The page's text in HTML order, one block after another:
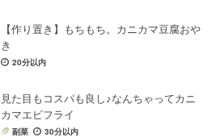
【作り置き】もちもち。カニカマ豆腐おや
き
20分以内
見た目もコスパも良し♪なんちゃってカニ
カマエビフライ
副菜 30分以内